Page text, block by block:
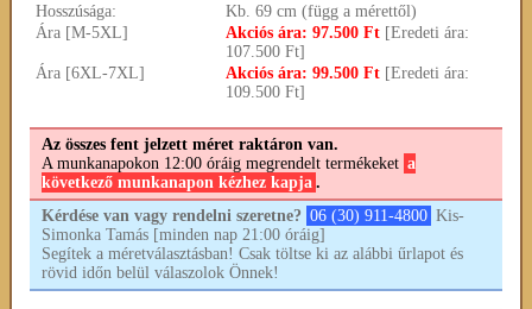
Hosszúsága:
Kb. 69 cm (függ a mérettől)
Ára [M-5XL]
Akciós ára: 97.500 Ft [Eredeti ára:
107.500 Ft]
Ára [6XL-7XL]
Akciós ára: 99.500 Ft [Eredeti ára:
109.500 Ft]
Az összes fent jelzett méret raktáron van.
A munkanapokon 12:00 óráig megrendelt termékeket a
következő munkanapon kézhez kapja .
Kérdése van vagy rendelni szeretne? 06 (30) 911-4800 Kis-
Simonka Tamás [minden nap 21:00 óráig]
Segítek a méretválasztásban! Csak töltse ki az alábbi űrlapot és
rövid időn belül válaszolok Önnek!